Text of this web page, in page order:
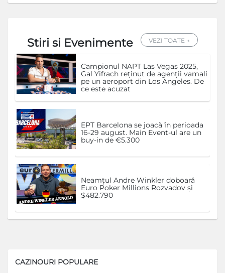
Stiri si Evenimente VEZI TOATE →
Campionul NAPT Las Vegas 2025,
Gal Yifrach reținut de agenții vamali
pe un aeroport din Los Angeles. De
ce este acuzat
EPT Barcelona se joacă în perioada
16-29 august. Main Event-ul are un
buy-in de €5.300
Neamțul Andre Winkler doboară
Euro Poker Millions Rozvadov și
$482.790
CAZINOURI POPULARE